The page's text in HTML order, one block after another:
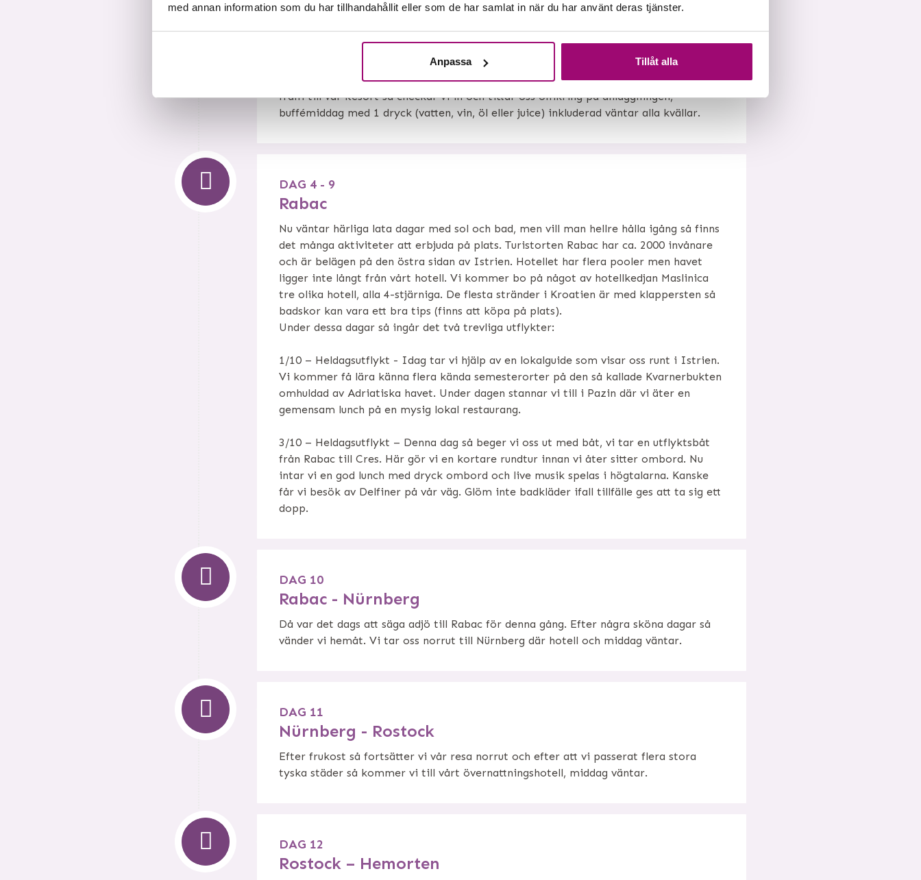
med annan information som du har tillhandahållit eller som de har samlat in när du har använt deras tjänster.
Anpassa Tillåt alla
Ingolstadt– Rabac
Då fortsätter vår resa mot Kroatien och vi passerar både Österrike och Slovenien på
vår väg. Härliga vyer och en hel del kända orter ser vi ifrån vår buss. När vi kommer
fram till vår Resort så checkar vi in och tittar oss omkring på anläggningen,
buffémiddag med 1 dryck (vatten, vin, öl eller juice) inkluderad väntar alla kvällar.
DAG 4 - 9
Rabac
Nu väntar härliga lata dagar med sol och bad, men vill man hellre hålla igång så finns
det många aktiviteter att erbjuda på plats. Turistorten Rabac har ca. 2000 invånare
och är belägen på den östra sidan av Istrien. Hotellet har flera pooler men havet
ligger inte långt från vårt hotell. Vi kommer bo på något av hotellkedjan Maslinica
tre olika hotell, alla 4-stjärniga. De flesta stränder i Kroatien är med klappersten så
badskor kan vara ett bra tips (finns att köpa på plats).
Under dessa dagar så ingår det två trevliga utflykter:
1/10 – Heldagsutflykt - Idag tar vi hjälp av en lokalguide som visar oss runt i Istrien.
Vi kommer få lära känna flera kända semesterorter på den så kallade Kvarnerbukten
omhuldad av Adriatiska havet. Under dagen stannar vi till i Pazin där vi äter en
gemensam lunch på en mysig lokal restaurang.
3/10 – Heldagsutflykt – Denna dag så beger vi oss ut med båt, vi tar en utflyktsbåt
från Rabac till Cres. Här gör vi en kortare rundtur innan vi åter sitter ombord. Nu
intar vi en god lunch med dryck ombord och live musik spelas i högtalarna. Kanske
får vi besök av Delfiner på vår väg. Glöm inte badkläder ifall tillfälle ges att ta sig ett
dopp.
DAG 10
Rabac - Nürnberg
Då var det dags att säga adjö till Rabac för denna gång. Efter några sköna dagar så
vänder vi hemåt. Vi tar oss norrut till Nürnberg där hotell och middag väntar.
DAG 11
Nürnberg - Rostock
Efter frukost så fortsätter vi vår resa norrut och efter att vi passerat flera stora
tyska städer så kommer vi till vårt övernattningshotell, middag väntar.
DAG 12
Rostock – Hemorten